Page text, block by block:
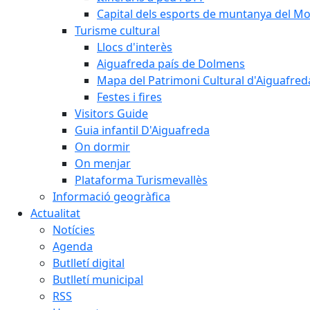
Capital dels esports de muntanya del
Turisme cultural
Llocs d'interès
Aiguafreda país de Dolmens
Mapa del Patrimoni Cultural
Festes i fires
Visitors Guide
Guia infantil D'Aiguafreda
On dormir
On menjar
Plataforma Turismevallès
Informació geogràfica
Actualitat
Notícies
Agenda
Butlletí digital
Butlletí municipal
RSS